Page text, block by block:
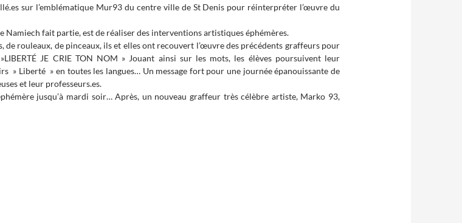
sur l’emblématique Mur93 du centre ville de St Denis pour réinterpréter l’œuvre du
Namiech fait partie, est de réaliser des interventions artistiques éphémères.
de rouleaux, de pinceaux, ils et elles ont recouvert l’œuvre des précédents graffeurs pour
JE CRIE TON NOM » Jouant ainsi sur les mots, les élèves poursuivent leur
» Liberté » en toutes les langues… Un message fort pour une journée épanouissante de
et leur professeurs.es.
jusqu’à mardi soir… Après, un nouveau graffeur très célèbre artiste, Marko 93,